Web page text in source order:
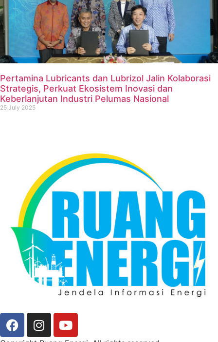
Pertamina Lubricants dan Lubrizol Jalin Kolaborasi
Strategis, Perkuat Ekosistem Inovasi dan
Keberlanjutan Industri Pelumas Nasional
25 July 2025